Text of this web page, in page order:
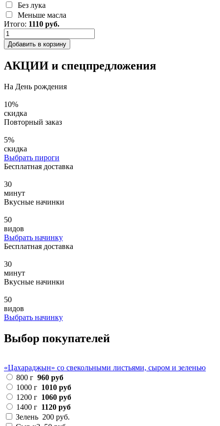
Без лука
Меньше масла
Итого: 1110 руб.
Добавить в корзину
АКЦИИ и спецпредложения
На День рождения
10%
скидка
Повторный заказ
5%
скидка
Выбрать пироги
Бесплатная доставка
30
минут
Вкусные начинки
50
видов
Выбрать начинку
Бесплатная доставка
30
минут
Вкусные начинки
50
видов
Выбрать начинку
Выбор покупателей
«Цахараджын» со свекольными листьями, сыром и зеленью
800 г 960 руб
1000 г 1010 руб
1200 г 1060 руб
1400 г 1120 руб
Зелень 200 руб.